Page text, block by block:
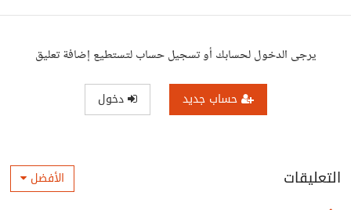
يرجى الدخول لحسابك أو تسجيل حساب لتستطيع إضافة تعليق
حساب جديد دخول
التعليقات الأفضل